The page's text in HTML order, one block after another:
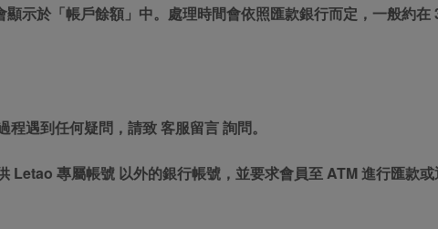
示於「帳戶餘額」中。處理時間會依照匯款銀行而定，一般約在
程遇到任何疑問，請致 客服留言 詢問。
Letao 專屬帳號 以外的銀行帳號，並要求會員至 ATM 進行匯款